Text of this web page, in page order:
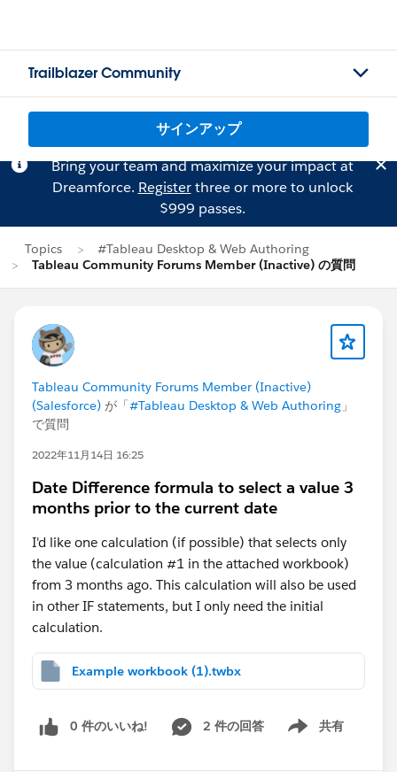
Trailblazer Community
サインアップ
Bring your team and maximize your impact at
Dreamforce. Registerthree or more to unlock
$999 passes.
Topics
#Tableau Desktop & Web Authoring
Tableau Community Forums Member (Inactive) の質問
Tableau Community Forums Member (Inactive)
(Salesforce) が「#Tableau Desktop & Web Authoring 」
で質問
2022年11月14日 16:25
Date Difference formula to select a value 3
months prior to the current date
I'd like one calculation (if possible) that selects only
the value (calculation #1 in the attached workbook)
from 3 months ago. This calculation will also be used
in other IF statements, but I only need the initial
calculation.
Example workbook (1).twbx
0 件のいいね! 2 件の回答 共有
Show menu